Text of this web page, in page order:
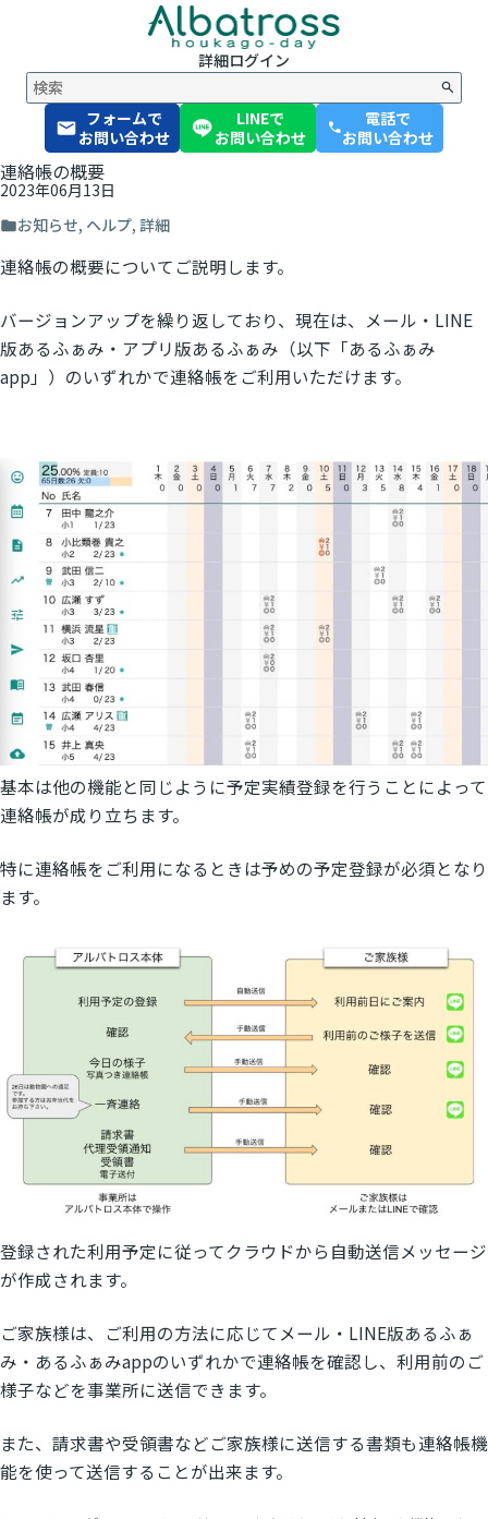
詳細ログイン
フォームで
お問い合わせ
LINEで
お問い合わせ
phone
電話で
お問い合わせ
連絡帳の概要
2023年06月13日
お知らせ, ヘルプ, 詳細
連絡帳の概要についてご説明します。
バージョンアップを繰り返しており、現在は、メール・LINE
版あるふぁみ・アプリ版あるふぁみ（以下「あるふぁみ
app」）のいずれかで連絡帳をご利用いただけます。
基本は他の機能と同じように予定実績登録を行うことによって
連絡帳が成り立ちます。
特に連絡帳をご利用になるときは予めの予定登録が必須となり
ます。
登録された利用予定に従ってクラウドから自動送信メッセージ
が作成されます。
ご家族様は、ご利用の方法に応じてメール・LINE版あるふぁ
み・あるふぁみappのいずれかで連絡帳を確認し、利用前のご
様子などを事業所に送信できます。
また、請求書や受領書などご家族様に送信する書類も連絡帳機
能を使って送信することが出来ます。